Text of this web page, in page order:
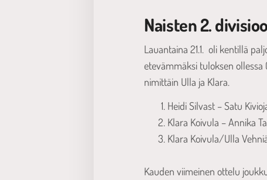
Naisten 2.
Lauantaina 21.1. oli kentillä
etevämmäksi tuloksen ollessa
nimittäin Ulla ja Klara.
Heidi Silvast – Satu
Klara Koivula – Annika
Klara Koivula/Ulla
Kauden viimeinen ottelu